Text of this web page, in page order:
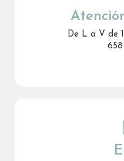
De L a V de
658